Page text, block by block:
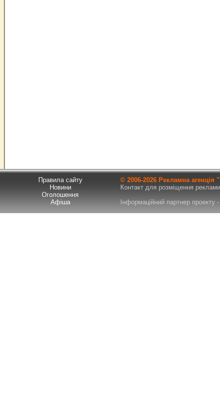
Правила сайту
Новини
Оголошення
Афіша
© 2006-2026 Рекламна
Контакт для розміщення
Інформаційний партнер проекту